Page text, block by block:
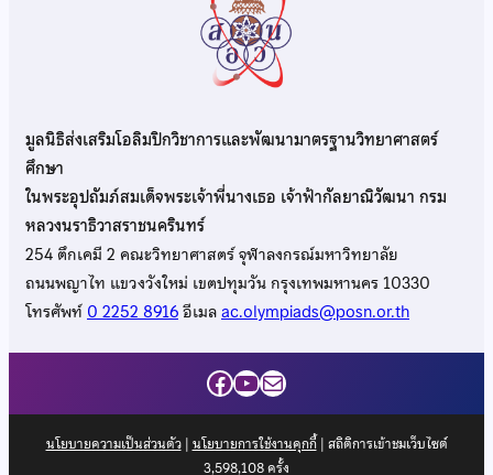
มูลนิธิส่งเสริมโอลิมปิกวิชาการและพัฒนามาตรฐานวิทยาศาสตร์
ศึกษา
ในพระอุปถัมภ์สมเด็จพระเจ้าพี่นางเธอ เจ้าฟ้ากัลยาณิวัฒนา กรม
หลวงนราธิวาสราชนครินทร์
254 ตึกเคมี 2 คณะวิทยาศาสตร์ จุฬาลงกรณ์มหาวิทยาลัย
ถนนพญาไท แขวงวังใหม่ เขตปทุมวัน กรุงเทพมหานคร 10330
โทรศัพท์0 2252 8916อีเมลac.olympiads@posn.or.th
Facebook
YouTube
Mail
นโยบายความเป็นส่วนตัว| นโยบายการใช้งานคุกกี้| สถิติการเข้าชมเว็บไซต์
3,598,108ครั้ง